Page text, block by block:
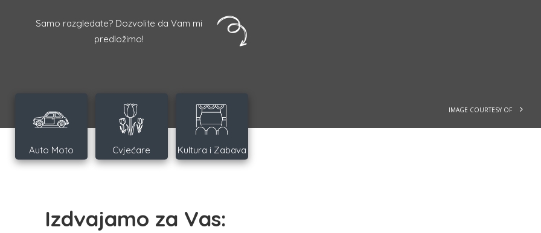
IMAGE COURTESY OF
Samo razgledate? Dozvolite da Vam mi
predložimo!
Auto Moto Cvjećare Kultura i Zabava
Izdvajamo za Vas: